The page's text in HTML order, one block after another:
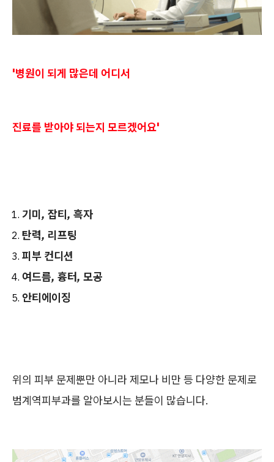
'병원이 되게 많은데 어디서
진료를 받아야 되는지 모르겠어요'
기미, 잡티, 흑자
탄력, 리프팅
피부 컨디션
여드름, 흉터, 모공
안티에이징
위의 피부 문제뿐만 아니라 제모나 비만 등 다양한 문제로
범계역피부과를 알아보시는 분들이 많습니다.